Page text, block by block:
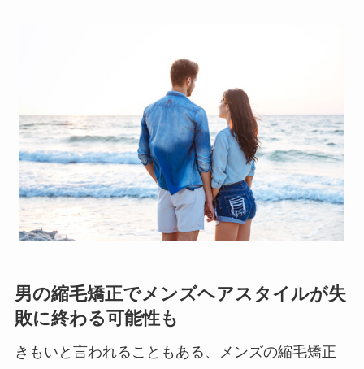
男の縮毛矯正でメンズヘアスタイルが失
敗に終わる可能性も
きもいと言われることもある、メンズの縮毛矯正